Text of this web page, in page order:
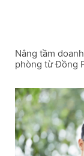
Nâng tầm
phòng từ Đồng